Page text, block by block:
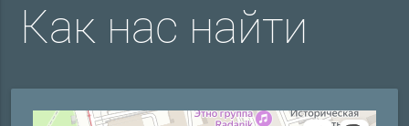
Как нас найти